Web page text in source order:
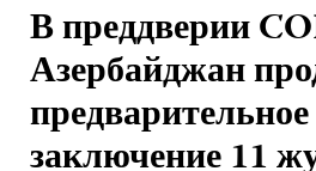
В преддверии
Азербайджан
предварительное